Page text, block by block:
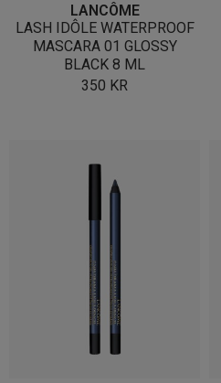
LANCÔME
LASH IDÔLE WATERPROOF
MASCARA 01 GLOSSY
BLACK 8 ML
350 KR